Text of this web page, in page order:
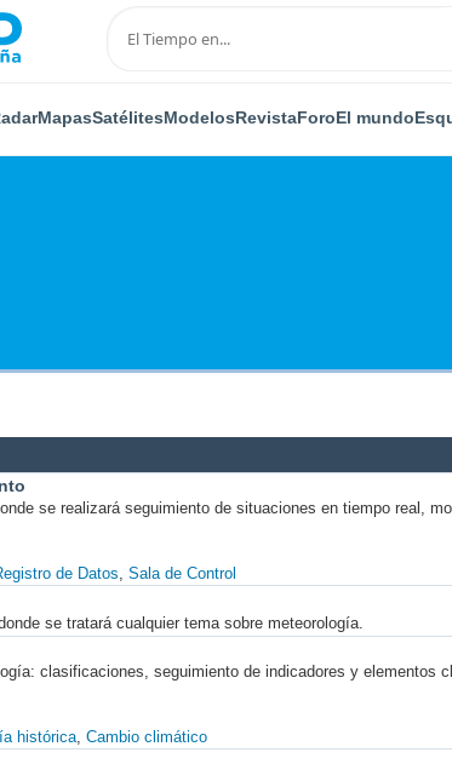
MapasSatélitesModelosRevistaForoEl mundo
se realizará seguimiento de situaciones en tiempo real,
de Datos Sala de Control
se tratará cualquier tema sobre meteorología.
clasificaciones, seguimiento de indicadores y elementos
histórica Cambio climático